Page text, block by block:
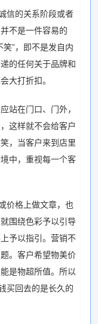
信的关系阶段或者
不是一件容易的
”，即不是发自内
的任何关于品牌和
大打折扣。
站在门口、门外，
这样就不会给客户
，当客户来到店里
中，重视每一个客
价格上做文章，也
围绕色彩予以引导
予以指引。营销不
。客户希望物美价
是物超所值。所以
买回去的是长久的